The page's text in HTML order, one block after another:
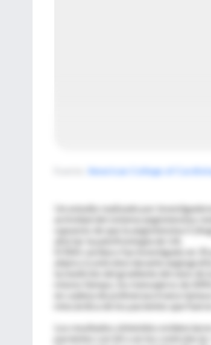
American College of
Un estudio realizado por
actividad del sistema angiotensina-
supuesto de que la angiotensina II
El RAS cardiaco fue investigado en
atípico (controles) durante
mismo tiempo, los mensajeros de
Los resultados obtenidos
pacientes con SA o en los controles